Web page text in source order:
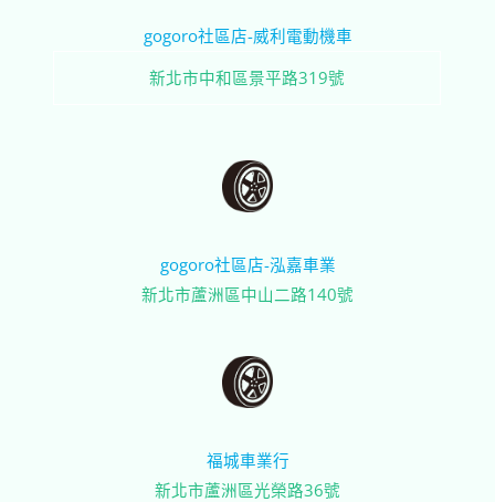
gogoro社區店-威利電動機車
新北市中和區景平路319號
gogoro社區店-泓嘉車業
新北市蘆洲區中山二路140號
福城車業行
新北市蘆洲區光榮路36號